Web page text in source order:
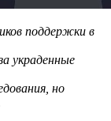
поддержки в
украденные
но